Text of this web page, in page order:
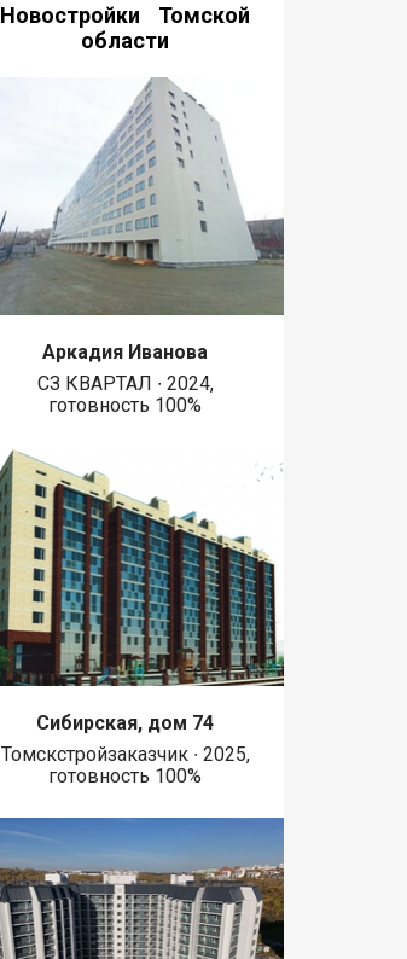
Новостройки Томской
области
Аркадия Иванова
СЗ КВАРТАЛ ∙ 2024,
готовность 100%
Сибирская, дом 74
Томскстройзаказчик ∙ 2025,
готовность 100%